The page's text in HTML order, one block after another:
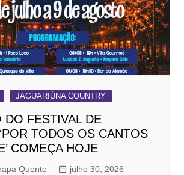
JAGUARIÚNA COUNTRY
DO FESTIVAL DE
TODOS OS CANTOS
COMEÇA HOJE
Quente
julho 30, 2026